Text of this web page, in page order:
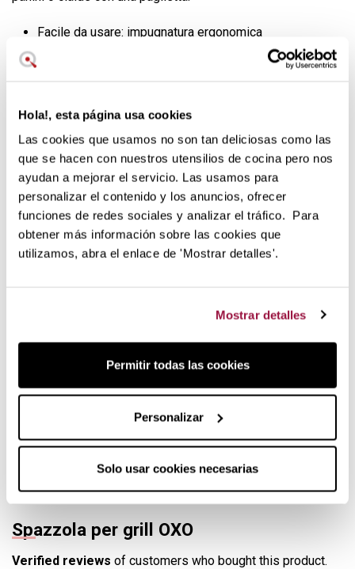
Hola!, esta página usa cookies
Las cookies que usamos no son tan deliciosas como las
que se hacen con nuestros utensilios de cocina pero nos
ayudan a mejorar el servicio. Las usamos para
personalizar el contenido y los anuncios, ofrecer
funciones de redes sociales y analizar el tráfico. Para
obtener más información sobre las cookies que
utilizamos, abra el enlace de 'Mostrar detalles'.
Mostrar detalles
Permitir todas las cookies
Personalizar
Solo usar cookies necesarias
Facile da usare: impugnatura ergonomica
raschietto che facilita la rimozione del grasso senza
OXO Spazzola a setole morbide
Le spazzole OXO sono funzionali e comode da usare:
inclinate la spazzola e utilizzate la parte superiore per
rimuovere facilmente i residui di grasso, quindi utilizzate la
spazzola per pulire a fondo.
La spazzola in setola è ideale per rimuovere i residui dalle
padelle in ghisa e dalle griglie in ghisa in modo rapido ed
Si consiglia di lasciarla in ammollo in acqua per qualche
spazzola insieme al detergente per massimizzare ogni
passata e guadagnare agilità.
Qualità OXO
Tutti gli utensili da cucina OXO sono stati progettati
seguendo criteri prioritari di ergonomia e funzionalità. La
resistente e bella.
Spazzola per grill OXO
Verified reviews of customers who bought this product.